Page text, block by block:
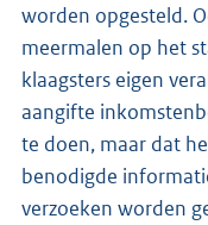
worden opgesteld.
meermalen op het
klaagsters eigen
aangifte
te doen, maar dat
benodigde
verzoeken worden